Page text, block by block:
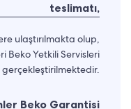
teslimatı,
ulaştırılmakta olup,
Beko Yetkili Servisleri
Beko Garantisi